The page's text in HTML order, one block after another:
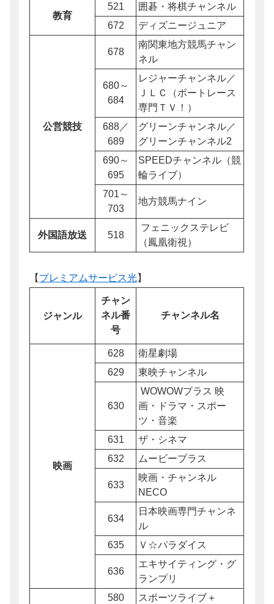
教育
521
囲碁・将棋チャンネル
672
ディズニージュニア
公営競技
678
南関東地方競馬チャン
ネル
680～
684
レジャーチャンネル／
ＪＬＣ（ボートレース
専門ＴＶ！）
688／
689
グリーンチャンネル／
グリーンチャンネル2
690～
695
SPEEDチャンネル（競
輪ライブ）
701～
703
地方競馬ナイン
外国語放送 518
フェニックステレビ
（鳳凰衛視）
【 プレミアムサービス光】
ジャンル
チャン
ネル番
号
チャンネル名
映画
628
衛星劇場
629
東映チャンネル
630
WOWOWプラス 映
画・ドラマ・スポー
ツ・音楽
631
ザ・シネマ
632
ムービープラス
633
映画・チャンネル
NECO
634
日本映画専門チャンネ
ル
635
Ｖ☆パラダイス
636
エキサイティング・グ
ランプリ
580
スポーツライブ＋